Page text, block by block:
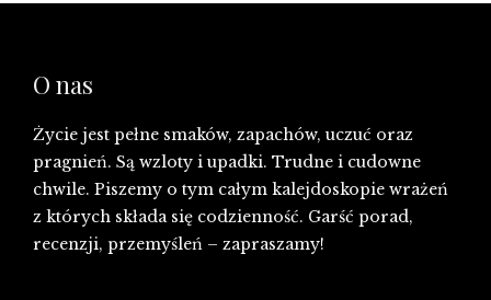
O nas
Życie jest pełne smaków, zapachów, uczuć oraz
pragnień. Są wzloty i upadki. Trudne i cudowne
chwile. Piszemy o tym całym kalejdoskopie wrażeń
z których składa się codzienność. Garść porad,
recenzji, przemyśleń – zapraszamy!